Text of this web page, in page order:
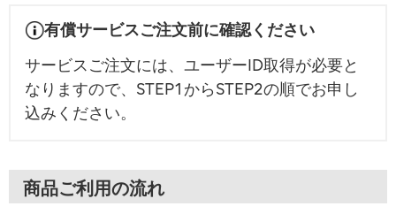
有償サービスご注文前に確認ください
サービスご注文には、ユーザーID取得が必要と
なりますので、STEP1からSTEP2の順でお申し
込みください。
商品ご利用の流れ